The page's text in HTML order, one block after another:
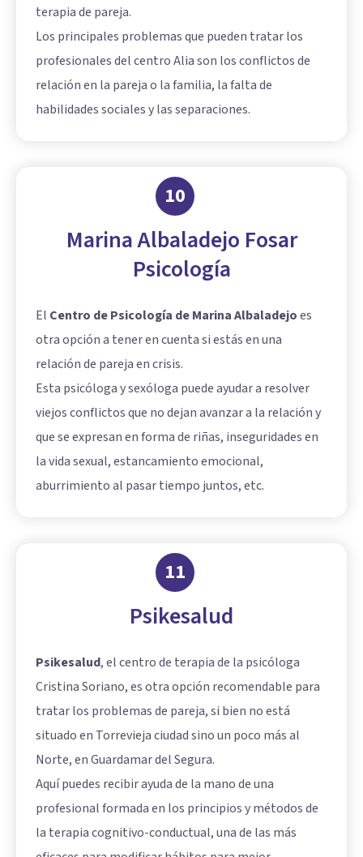
terapia de pareja.
Los principales problemas que pueden tratar los
profesionales del centro Alia son los conflictos de
relación en la pareja o la familia, la falta de
habilidades sociales y las separaciones.
10
Marina Albaladejo Fosar
Psicología
El Centro de Psicología de Marina Albaladejoes
otra opción a tener en cuenta si estás en una
relación de pareja en crisis.
Esta psicóloga y sexóloga puede ayudar a resolver
viejos conflictos que no dejan avanzar a la relación y
que se expresan en forma de riñas, inseguridades en
la vida sexual, estancamiento emocional,
aburrimiento al pasar tiempo juntos, etc.
11
Psikesalud
Psikesalud, el centro de terapia de la psicóloga
Cristina Soriano, es otra opción recomendable para
tratar los problemas de pareja, si bien no está
situado en Torrevieja ciudad sino un poco más al
Norte, en Guardamar del Segura.
Aquí puedes recibir ayuda de la mano de una
profesional formada en los principios y métodos de
la terapia cognitivo-conductual, una de las más